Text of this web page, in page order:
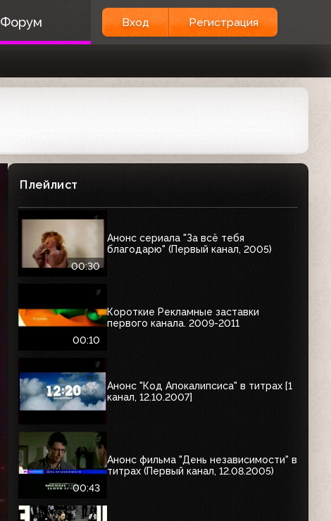
Форум Вход Регистрация
Плейлист
00:30
Анонс сериала "За всё тебя
благодарю" (Первый канал, 2005)
00:10
Короткие Рекламные заставки
первого канала. 2009-2011
Анонс "Код Апокалипсиса" в титрах [1
канал, 12.10.2007]
00:43
Анонс фильма "День независимости" в
титрах (Первый канал, 12.08.2005)